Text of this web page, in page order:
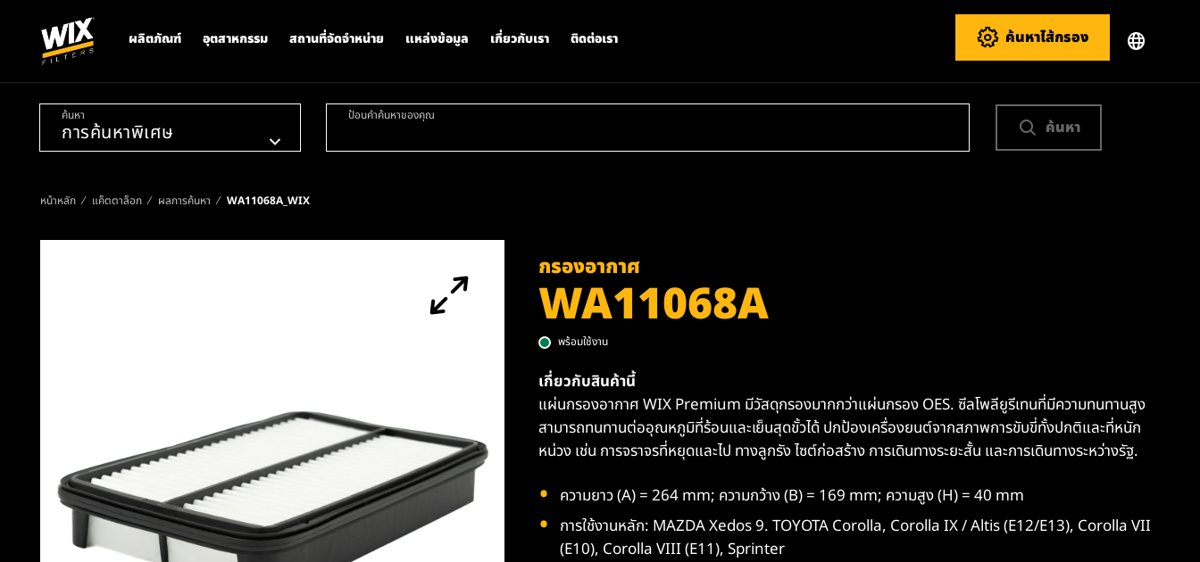
ผลิตภัณฑ์ อุตสาหกรรม สถานที่จัดจำหน่าย แหล่งข้อมูล เกี่ยวกับเรา ติดต่อเรา ค้นหาไส้กรอง
ค้นหา ป้อนคำค้นหาของคุณ
ค้นหา
หน้าหลัก แค็ตตาล็อก ผลการค้นหา WA11068A_WIX
กรองอากาศ
WA11068A
พร้อมใช้งาน
เกี่ยวกับสินค้านี้
แผ่นกรองอากาศ WIX Premium มีวัสดุกรองมากกว่าแผ่นกรอง OES. ซีลโพลียูรีเทนที่มีความทนทานสูง
สามารถทนทานต่ออุณหภูมิที่ร้อนและเย็นสุดขั้วได้ ปกป้องเครื่องยนต์จากสภาพการขับขี่ทั้งปกติและที่หนัก
หน่วง เช่น การจราจรที่หยุดและไป ทางลูกรัง ไซต์ก่อสร้าง การเดินทางระยะสั้น และการเดินทางระหว่างรัฐ.
ความยาว (A) = 264 mm; ความกว้าง (B) = 169 mm; ความสูง (H) = 40 mm
การใช้งานหลัก: MAZDA Xedos 9. TOYOTA Corolla, Corolla IX / Altis (E12/E13), Corolla VII
(E10), Corolla VIII (E11), Sprinter